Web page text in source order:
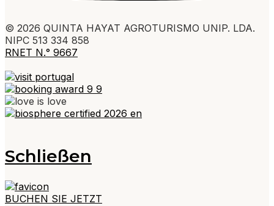
© 2026 QUINTA HAYAT AGROTURISMO UNIP. LDA.
NIPC 513 334 858
RNET N.° 9667
Schließen
BUCHEN SIE JETZT